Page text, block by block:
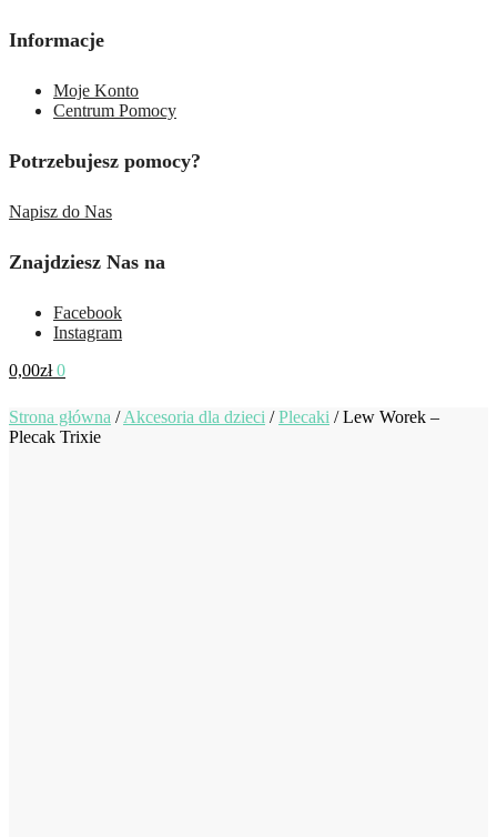
Informacje
Moje Konto
Centrum Pomocy
Potrzebujesz pomocy?
Napisz do Nas
Znajdziesz Nas na
Facebook
Instagram
0,00zł 0
Strona główna /Akcesoria dla dzieci /Plecaki /Lew Worek –
Plecak Trixie